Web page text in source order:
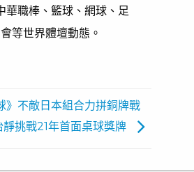
職棒、籃球、網球、足
等世界體壇動態。
》不敵日本組合力拼銅牌戰
挑戰21年首面桌球獎牌